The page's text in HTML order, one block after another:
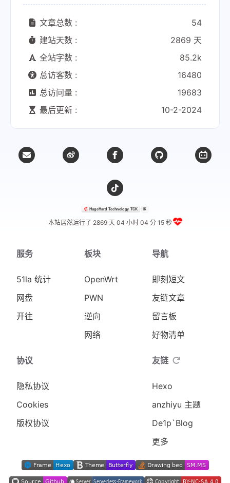
文章总数 :
54
建站天数 :
2869 天
全站字数 :
85.2k
总访客数 :
16480
总访问量 :
19683
最后更新 :
10-2-2024
本站居然运行了 2869 天 04 小时 04 分 16 秒
服务
51la 统计
网盘
开往
板块
OpenWrt
PWN
逆向
网络
导航
即刻短文
友链文章
留言板
好物清单
协议
隐私协议
Cookies
版权协议
友链
Hexo
anzhiyu 主题
De1p`Blog
更多